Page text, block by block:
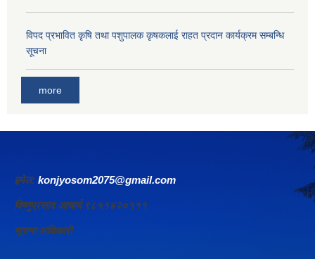
विपद प्रभावित कृषि तथा पशुपालक कृषकलाई राहत प्रदान कार्यक्रम सम्बन्धि
सूचना
more
इमेल: konjyosom2075@gmail.com
विष्णुप्रसाद आचार्य ९८५१४२०१११
सूचना अधिकारी